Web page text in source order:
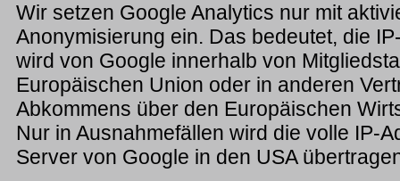
Wir setzen Google Analytics nur mit
Anonymisierung ein. Das bedeutet, die
wird von Google innerhalb von
Europäischen Union oder in anderen
Abkommens über den Europäischen
Nur in Ausnahmefällen wird die volle IP-
Server von Google in den USA